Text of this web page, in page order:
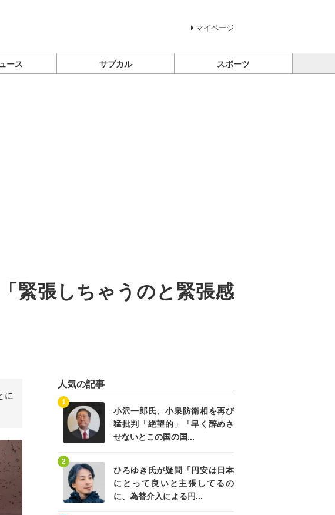
マイページ
ース サブカル スポーツ
緊張しちゃうのと緊張感
に
人気の記事
小沢一郎氏、小泉防衛相を再び
猛批判「絶望的」「早く辞めさ
せないとこの国の国...
1
ひろゆき氏が疑問「円安は日本
にとって良いと主張してるの
に、為替介入による円...
2
記事を読む